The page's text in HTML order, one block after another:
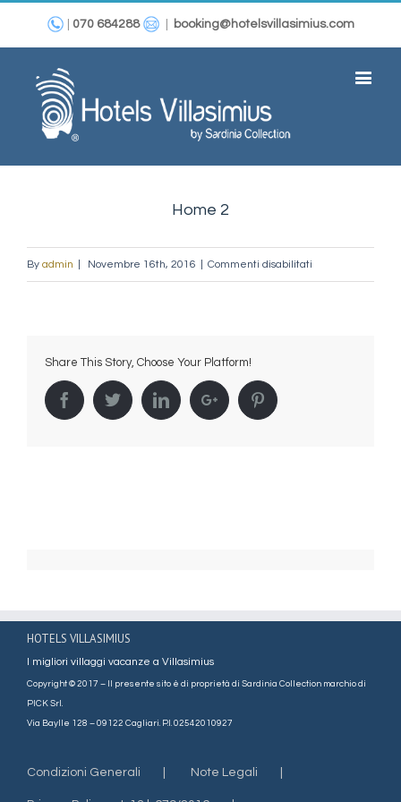
070 684288 booking@hotelsvillasimius.com
Home 2
By admin Novembre 16th, 2016 Commenti disabilitati
Share This Story, Choose Your Platform!
FacebookTwitterLinkedinGoogle+ Pinterest
HOTELS VILLASIMIUS
I migliori villaggi vacanze a Villasimius
Copyright © 2017 – Il presente sito è di proprietà di Sardinia Collection marchio di
PICK Srl.
Via Baylle 128 – 09122 Cagliari. P.I. 02542010927
Condizioni Generali Note Legali